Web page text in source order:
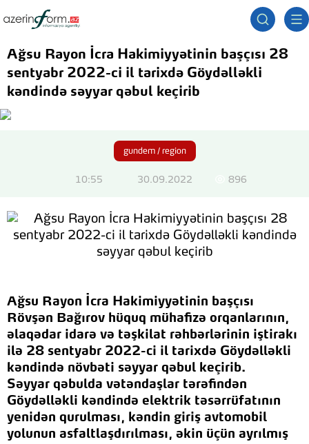
Ağsu Rayon İcra Hakimiyyətinin başçısı 28
sentyabr 2022-ci il tarixdə Göydəlləkli
kəndində səyyar qəbul keçirib
gundem / region
10:55 30.09.2022 896
Ağsu Rayon İcra Hakimiyyətinin başçısı
Rövşən Bağırov hüquq mühafizə orqanlarının,
əlaqədar idarə və təşkilat rəhbərlərinin iştirakı
ilə 28 sentyabr 2022-ci il tarixdə Göydəlləkli
kəndində növbəti səyyar qəbul keçirib.
Səyyar qəbulda vətəndaşlar tərəfindən
Göydəlləkli kəndində elektrik təsərrüfatının
yenidən qurulması, kəndin giriş avtomobil
yolunun asfaltlaşdırılması, əkin üçün ayrılmış